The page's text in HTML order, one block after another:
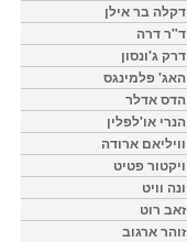
דקלה בר אילן
ד"ר דרה
דרק ג'ונסון
האג' פלמינגס
הדס אדלר
הנרי או'לפלין
וויליאם ארודה
ויקטור פטיט
ונה וויט
זאב רוט
זוהר ארגוב